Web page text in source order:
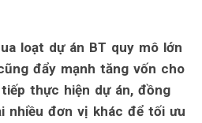
loạt dự án BT quy mô lớn
đẩy mạnh tăng vốn cho
thực hiện dự án, đồng
nhiều đơn vị khác để tối ưu